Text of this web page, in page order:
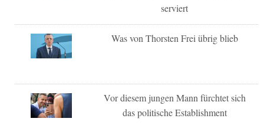
serviert
Was von Thorsten Frei übrig blieb
Vor diesem jungen Mann fürchtet sich
das politische Establishment